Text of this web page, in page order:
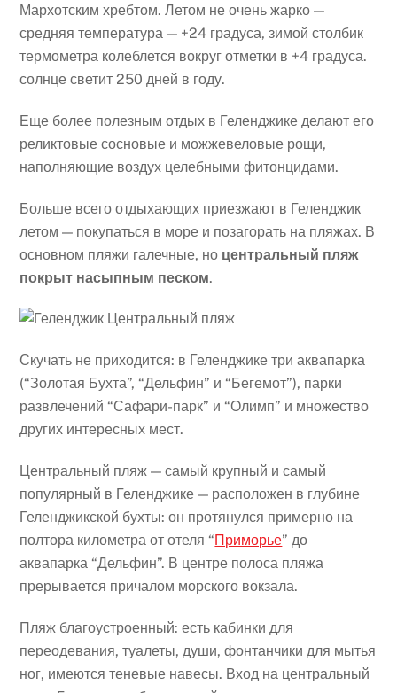
Мархотским хребтом. Летом не очень жарко —
средняя температура — +24 градуса, зимой столбик
термометра колеблется вокруг отметки в +4 градуса.
солнце светит 250 дней в году.
Еще более полезным отдых в Геленджике делают его
реликтовые сосновые и можжевеловые рощи,
наполняющие воздух целебными фитонцидами.
Больше всего отдыхающих приезжают в Геленджик
летом — покупаться в море и позагорать на пляжах. В
основном пляжи галечные, но центральный пляж​
покрыт насыпным песком.
Скучать не приходится: в Геленджике три аквапарка
(“Золотая Бухта”, “Дельфин” и “Бегемот”), парки
развлечений “Сафари-парк” и “Олимп​” и множество
других интересных мест.
Центральный пляж — самый крупный и самый
популярный в Геленджике — расположен в глубине
Геленджикской бухты: он протянулся примерно на
полтора километра от отеля “Приморье” до
аквапарка “Дельфин”. В центре полоса пляжа
прерывается причалом морского вокзала.
Пляж благоустроенный: есть кабинки для
переодевания, туалеты, души, фонтанчики для мытья
ног, имеются теневые навесы. Вход на центральный